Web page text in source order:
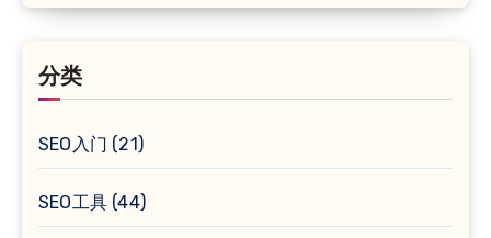
分类
SEO入门 (21)
SEO工具 (44)